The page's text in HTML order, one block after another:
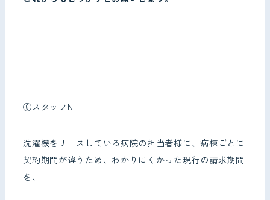
⑥スタッフN
洗濯機をリースしている病院の担当者様に、病棟ごとに
契約期間が違うため、わかりにくかった現行の請求期間
を、